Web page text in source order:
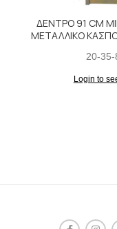
ΔΕΝΤΡΟ 91 CM
ΜΕΤΑΛΛΙΚΟ
20-35-
Login to